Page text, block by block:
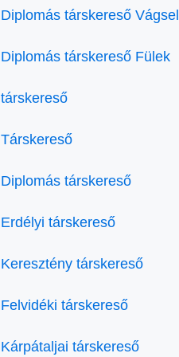
Diplomás társkereső
Diplomás társkereső Fülek
társkereső
Társkereső
Diplomás társkereső
Erdélyi társkereső
Keresztény társkereső
Felvidéki társkereső
Kárpátaljai társkereső